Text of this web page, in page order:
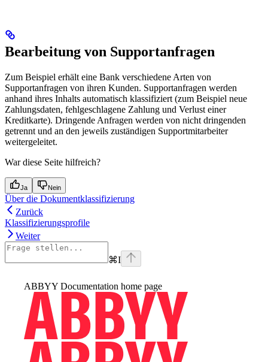
Bearbeitung von Supportanfragen
Zum Beispiel erhält eine Bank verschiedene Arten von
Supportanfragen von ihren Kunden. Supportanfragen werden
anhand ihres Inhalts automatisch klassifiziert (zum Beispiel neue
Zahlungsdaten, fehlgeschlagene Zahlung und Verlust einer
Kreditkarte). Dringende Anfragen werden von nicht dringenden
getrennt und an den jeweils zuständigen Supportmitarbeiter
weitergeleitet.
War diese Seite hilfreich?
Ja Nein
Über die Dokumentklassifizierung
Zurück
Klassifizierungsprofile
Weiter
⌘I
ABBYY Documentation home page